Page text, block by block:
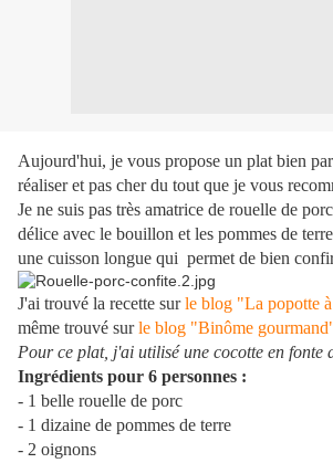
Aujourd'hui, je vous propose un plat bien
réaliser et pas cher du tout que je vous
Je ne suis pas très amatrice de rouelle de
délice avec le bouillon et les pommes de
une cuisson longue qui permet de bien
J'ai trouvé la recette surle blog "La popotte
même trouvé surle blog "Binôme
Pour ce plat, j'ai utilisé une cocotte en fonte
Ingrédients pour 6 personnes :
- 1 belle rouelle de porc
- 1 dizaine de pommes de terre
- 2 oignons